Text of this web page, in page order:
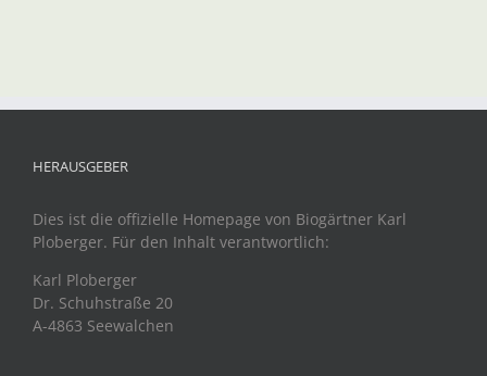
HERAUSGEBER
Dies ist die offizielle Homepage von Biogärtner Karl
Ploberger. Für den Inhalt verantwortlich:
Karl Ploberger
Dr. Schuhstraße 20
A-4863 Seewalchen